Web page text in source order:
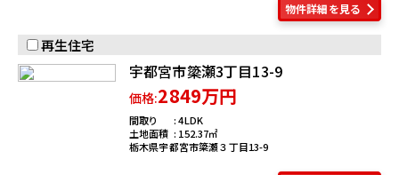
物件詳細を見る
再生住宅
宇都宮市簗瀬3丁目13-9
価格:2849万円
栃木県宇都宮市簗瀬３丁目13-9
間取り
4LDK
土地面積
152.37